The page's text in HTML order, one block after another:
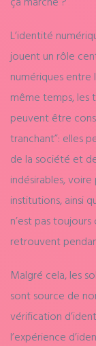
L’identité
jouent un rôle
numériques entre
même temps, les
peuvent être
tranchant”: elles
de la société et
indésirables,
institutions, ainsi
n’est pas
retrouvent
Malgré cela, les
sont source de
vérification
l’expérience